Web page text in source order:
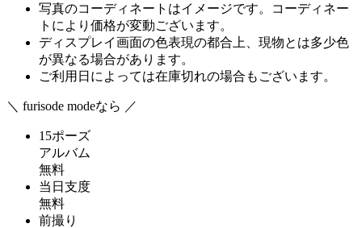
写真のコーディネートはイメージです。コーディネー
トにより価格が変動ございます。
ディスプレイ画面の色表現の都合上、現物とは多少色
が異なる場合があります。
ご利用日によっては在庫切れの場合もございます。
＼ furisode modeなら ／
15ポーズ
アルバム
無料
当日支度
無料
前撮り